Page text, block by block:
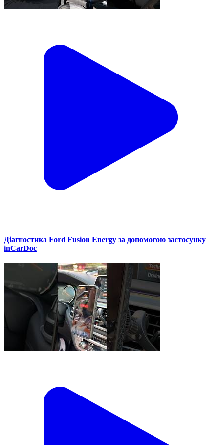
Діагностика Ford Fusion Energy за допомогою застосунку
inCarDoc